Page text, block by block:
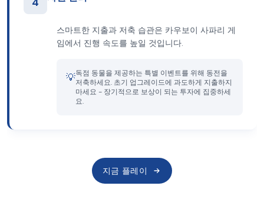
스마트한 지출과 저축 습관은 카우보이 사파리 게
임에서 진행 속도를 높일 것입니다.
💡독점 동물을 제공하는 특별 이벤트를 위해 동전을
저축하세요. 초기 업그레이드에 과도하게 지출하지
마세요 - 장기적으로 보상이 되는 투자에 집중하세
요.
지금 플레이